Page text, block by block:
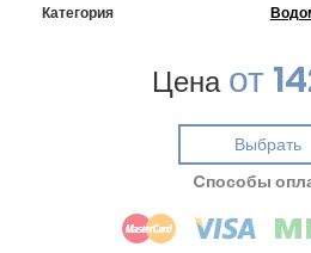
Категория
Ценаот
Выбрать
Cпособы